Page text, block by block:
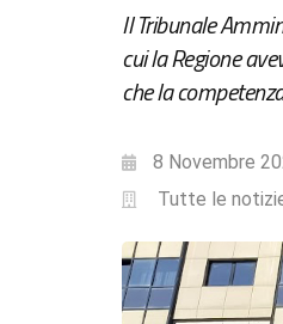
Il Tribunale
cui la Regione
che la
8 Novembre
Tutte le